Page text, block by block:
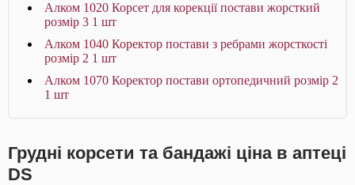
Алком 1020 Корсет для корекції постави жорсткий
розмір 3 1 шт
Алком 1040 Коректор постави з ребрами жорсткості
розмір 2 1 шт
Алком 1070 Коректор постави ортопедичний розмір 2
1 шт
Грудні корсети та бандажі ціна в аптеці
DS